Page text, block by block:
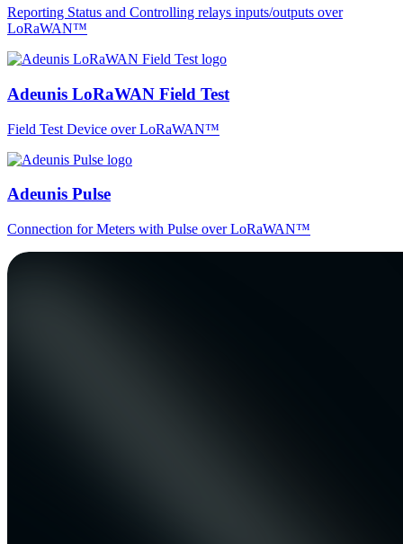
Reporting Status and Controlling relays inputs/outputs over
LoRaWAN™
Adeunis LoRaWAN Field Test
Field Test Device over LoRaWAN™
Adeunis Pulse
Connection for Meters with Pulse over LoRaWAN™